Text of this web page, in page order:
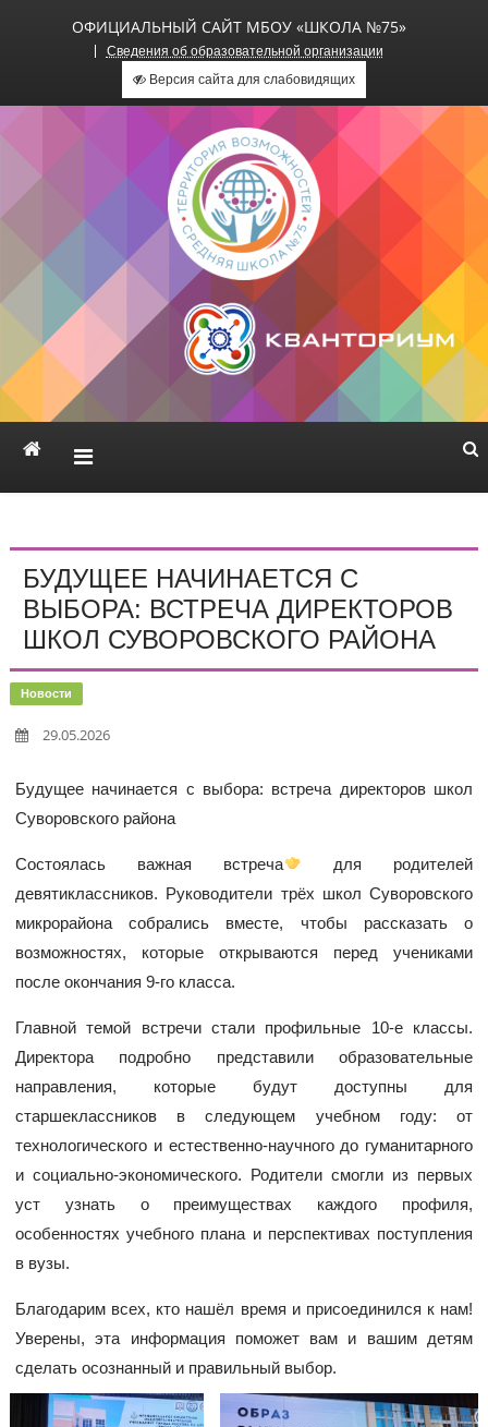
ОФИЦИАЛЬНЫЙ САЙТ МБОУ «ШКОЛА №75»
Сведения об образовательной организации
Версия сайта для слабовидящих
Официальный сайт МБОУ
«Школа №75»
БУДУЩЕЕ НАЧИНАЕТСЯ С
ВЫБОРА: ВСТРЕЧА ДИРЕКТОРОВ
ШКОЛ СУВОРОВСКОГО РАЙОНА
Новости
29.05.2026
Будущее начинается с выбора: встреча директоров школ
Суворовского района
Состоялась важная встреча
для родителей
девятиклассников. Руководители трёх школ Суворовского
микрорайона собрались вместе, чтобы рассказать о
возможностях, которые открываются перед учениками
после окончания 9-го класса.
Главной темой встречи стали профильные 10-е классы.
Директора подробно представили образовательные
направления, которые будут доступны для
старшеклассников в следующем учебном году: от
технологического и естественно-научного до гуманитарного
и социально-экономического. Родители смогли из первых
уст узнать о преимуществах каждого профиля,
особенностях учебного плана и перспективах поступления
в вузы.
Благодарим всех, кто нашёл время и присоединился к нам!
Уверены, эта информация поможет вам и вашим детям
сделать осознанный и правильный выбор.